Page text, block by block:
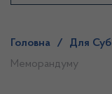
Головна / Для
Меморандуму